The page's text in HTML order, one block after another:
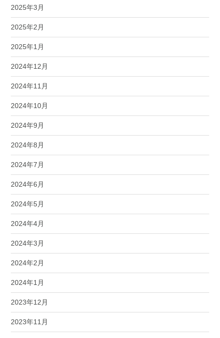
2025年3月
2025年2月
2025年1月
2024年12月
2024年11月
2024年10月
2024年9月
2024年8月
2024年7月
2024年6月
2024年5月
2024年4月
2024年3月
2024年2月
2024年1月
2023年12月
2023年11月